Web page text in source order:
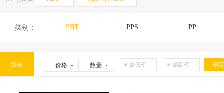
类别： PBT PPS PP
综合 价格 数量 -